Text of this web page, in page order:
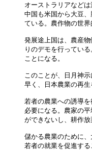
オーストラリアなど
中国も米国から大豆
ている。農作物の世界
発展途上国は、農産
りのデモを行ってい
ことになる。
このことが、日月神
早く、日本農業の再生
若者の農業への誘導
必要になる。農家の
ができないし、耕作放
儲かる農業のために、
若者の就業を促進す